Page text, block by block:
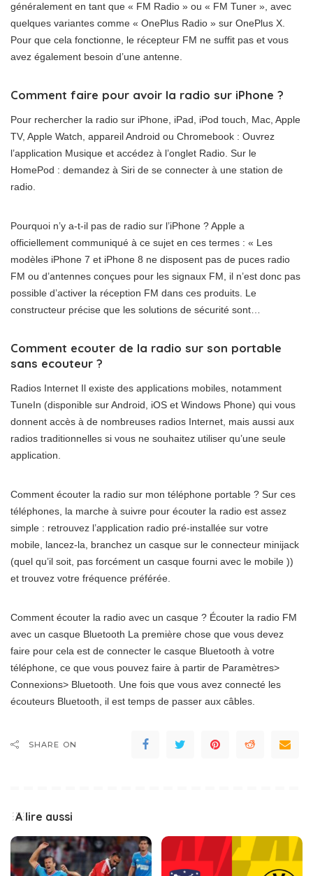
généralement en tant que « FM Radio » ou « FM Tuner », avec
quelques variantes comme « OnePlus Radio » sur OnePlus X.
Pour que cela fonctionne, le récepteur FM ne suffit pas et vous
avez également besoin d’une antenne.
Comment faire pour avoir la radio sur iPhone ?
Pour rechercher la radio sur iPhone, iPad, iPod touch, Mac, Apple
TV, Apple Watch, appareil Android ou Chromebook : Ouvrez
l’application Musique et accédez à l’onglet Radio. Sur le
HomePod : demandez à Siri de se connecter à une station de
radio.
Pourquoi n’y a-t-il pas de radio sur l’iPhone ? Apple a
officiellement communiqué à ce sujet en ces termes : « Les
modèles iPhone 7 et iPhone 8 ne disposent pas de puces radio
FM ou d’antennes conçues pour les signaux FM, il n’est donc pas
possible d’activer la réception FM dans ces produits. Le
constructeur précise que les solutions de sécurité sont…
Comment ecouter de la radio sur son portable
sans ecouteur ?
Radios Internet Il existe des applications mobiles, notamment
TuneIn (disponible sur Android, iOS et Windows Phone) qui vous
donnent accès à de nombreuses radios Internet, mais aussi aux
radios traditionnelles si vous ne souhaitez utiliser qu’une seule
application.
Comment écouter la radio sur mon téléphone portable ? Sur ces
téléphones, la marche à suivre pour écouter la radio est assez
simple : retrouvez l’application radio pré-installée sur votre
mobile, lancez-la, branchez un casque sur le connecteur minijack
(quel qu’il soit, pas forcément un casque fourni avec le mobile ))
et trouvez votre fréquence préférée.
Comment écouter la radio avec un casque ? Écouter la radio FM
avec un casque Bluetooth La première chose que vous devez
faire pour cela est de connecter le casque Bluetooth à votre
téléphone, ce que vous pouvez faire à partir de Paramètres>
Connexions> Bluetooth. Une fois que vous avez connecté les
écouteurs Bluetooth, il est temps de passer aux câbles.
SHARE ON
A lire aussi